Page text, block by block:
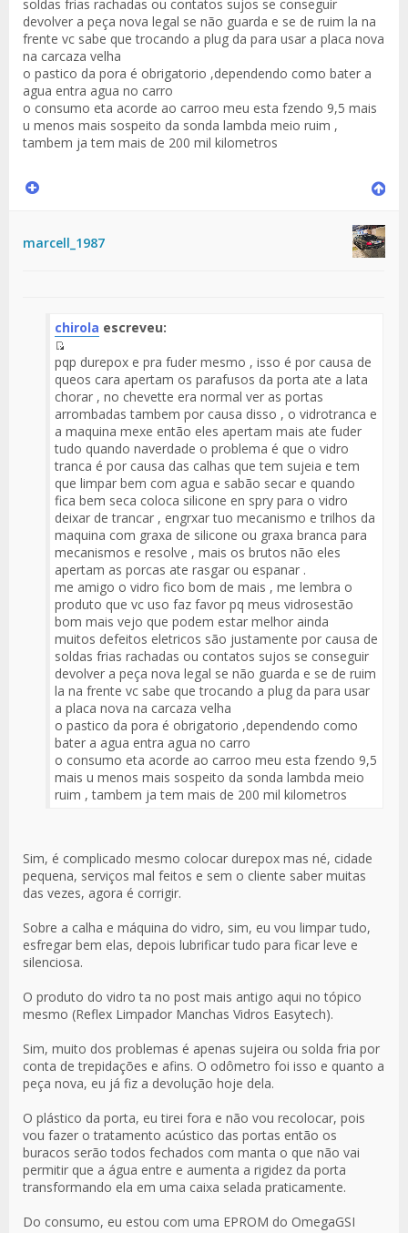
soldas frias rachadas ou contatos sujos se conseguir
devolver a peça nova legal se não guarda e se de ruim la na
frente vc sabe que trocando a plug da para usar a placa nova
na carcaza velha
o pastico da pora é obrigatorio ,dependendo como bater a
agua entra agua no carro
o consumo eta acorde ao carroo meu esta fzendo 9,5 mais
u menos mais sospeito da sonda lambda meio ruim ,
tambem ja tem mais de 200 mil kilometros
marcell_1987
chirola escreveu:
Fuente
del
Mensaje
pqp durepox e pra fuder mesmo , isso é por causa de
queos cara apertam os parafusos da porta ate a lata
chorar , no chevette era normal ver as portas
arrombadas tambem por causa disso , o vidrotranca e
a maquina mexe então eles apertam mais ate fuder
tudo quando naverdade o problema é que o vidro
tranca é por causa das calhas que tem sujeia e tem
que limpar bem com agua e sabão secar e quando
fica bem seca coloca silicone en spry para o vidro
deixar de trancar , engrxar tuo mecanismo e trilhos da
maquina com graxa de silicone ou graxa branca para
mecanismos e resolve , mais os brutos não eles
apertam as porcas ate rasgar ou espanar .
me amigo o vidro fico bom de mais , me lembra o
produto que vc uso faz favor pq meus vidrosestão
bom mais vejo que podem estar melhor ainda
muitos defeitos eletricos são justamente por causa de
soldas frias rachadas ou contatos sujos se conseguir
devolver a peça nova legal se não guarda e se de ruim
la na frente vc sabe que trocando a plug da para usar
a placa nova na carcaza velha
o pastico da pora é obrigatorio ,dependendo como
bater a agua entra agua no carro
o consumo eta acorde ao carroo meu esta fzendo 9,5
mais u menos mais sospeito da sonda lambda meio
ruim , tambem ja tem mais de 200 mil kilometros
Sim, é complicado mesmo colocar durepox mas né, cidade
pequena, serviços mal feitos e sem o cliente saber muitas
das vezes, agora é corrigir.
Sobre a calha e máquina do vidro, sim, eu vou limpar tudo,
esfregar bem elas, depois lubrificar tudo para ficar leve e
silenciosa.
O produto do vidro ta no post mais antigo aqui no tópico
mesmo (Reflex Limpador Manchas Vidros Easytech).
Sim, muito dos problemas é apenas sujeira ou solda fria por
conta de trepidações e afins. O odômetro foi isso e quanto a
peça nova, eu já fiz a devolução hoje dela.
O plástico da porta, eu tirei fora e não vou recolocar, pois
vou fazer o tratamento acústico das portas então os
buracos serão todos fechados com manta o que não vai
permitir que a água entre e aumenta a rigidez da porta
transformando ela em uma caixa selada praticamente.
Do consumo, eu estou com uma EPROM do OmegaGSI